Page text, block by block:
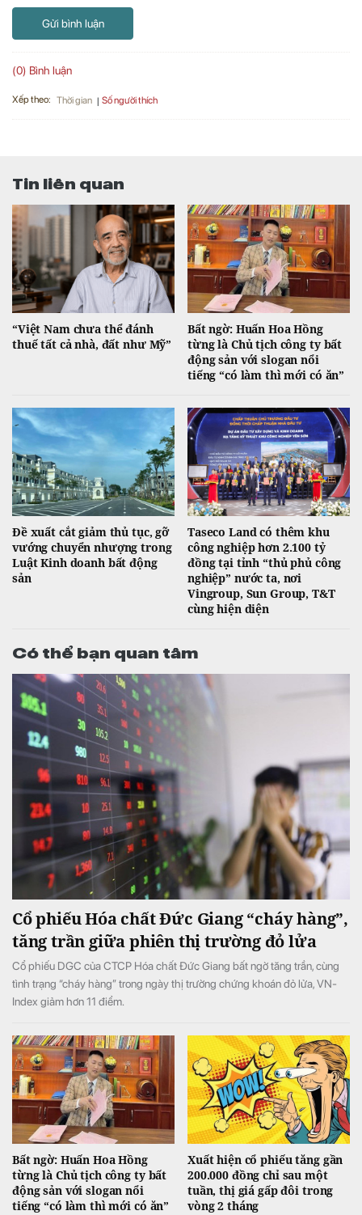
Gửi bình luận
(0) Bình luận
Xếp theo: Thời gian Số người thích
Tin liên quan
“Việt Nam chưa thể đánh
thuế tất cả nhà, đất như Mỹ”
Bất ngờ: Huấn Hoa Hồng
từng là Chủ tịch công ty bất
động sản với slogan nổi
tiếng “có làm thì mới có ăn”
Đề xuất cắt giảm thủ tục, gỡ
vướng chuyển nhượng trong
Luật Kinh doanh bất động
sản
Taseco Land có thêm khu
công nghiệp hơn 2.100 tỷ
đồng tại tỉnh “thủ phủ công
nghiệp” nước ta, nơi
Vingroup, Sun Group, T&T
cùng hiện diện
Có thể bạn quan tâm
Cổ phiếu Hóa chất Đức Giang “cháy hàng”,
tăng trần giữa phiên thị trường đỏ lửa
Cổ phiếu DGC của CTCP Hóa chất Đức Giang bất ngờ tăng trần, cùng
tình trạng “cháy hàng” trong ngày thị trường chứng khoán đỏ lửa, VN-
Index giảm hơn 11 điểm.
Bất ngờ: Huấn Hoa Hồng
từng là Chủ tịch công ty bất
động sản với slogan nổi
tiếng “có làm thì mới có ăn”
Xuất hiện cổ phiếu tăng gần
200.000 đồng chỉ sau một
tuần, thị giá gấp đôi trong
vòng 2 tháng